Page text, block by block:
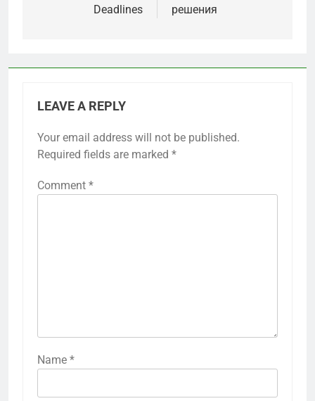
Deadlines
решения
LEAVE A REPLY
Your email address will not be published.
Required fields are marked *
Comment *
Name *